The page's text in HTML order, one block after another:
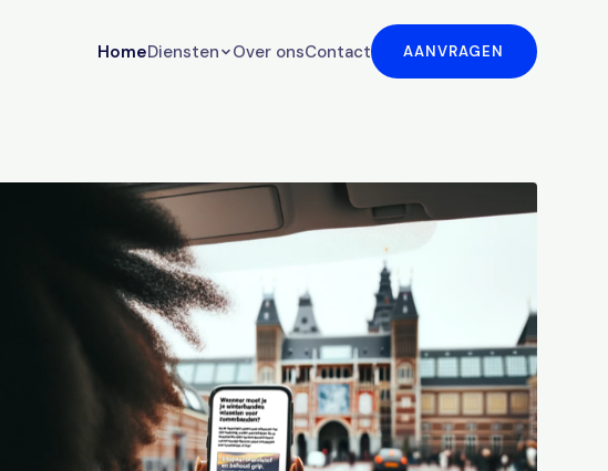
HomeDiensten Over onsContact AANVRAGEN